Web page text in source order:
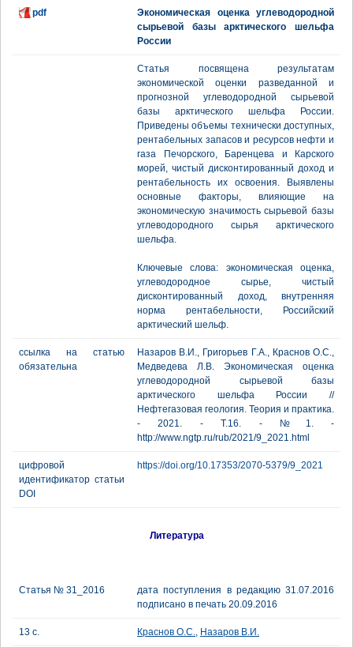
pdf
Экономическая оценка углеводородной
сырьевой базы арктического шельфа
России
Статья посвящена результатам
экономической оценки разведанной и
прогнозной углеводородной сырьевой
базы арктического шельфа России.
Приведены объемы технически доступных,
рентабельных запасов и ресурсов нефти и
газа Печорского, Баренцева и Карского
морей, чистый дисконтированный доход и
рентабельность их освоения. Выявлены
основные факторы, влияющие на
экономическую значимость сырьевой базы
углеводородного сырья арктического
шельфа.
Ключевые слова: экономическая оценка,
углеводородное сырье, чистый
дисконтированный доход, внутренняя
норма рентабельности, Российский
арктический шельф.
ссылка на статью
обязательна
Назаров В.И., Григорьев Г.А., Краснов О.С.,
Медведева Л.В. Экономическая оценка
углеводородной сырьевой базы
арктического шельфа России //
Нефтегазовая геология. Теория и практика.
- 2021. - Т.16. - №1. -
http://www.ngtp.ru/rub/2021/9_2021.html
цифровой
идентификатор статьи
DOI
https://doi.org/10.17353/2070-5379/9_2021
Литература
Статья № 31_2016
дата поступления в редакцию 31.07.2016
подписано в печать 20.09.2016
13 с. Краснов О.С., Назаров В.И.